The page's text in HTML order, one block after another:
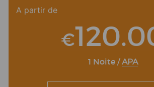
Facebook
Twitter
Email
LinkedIn
A partir de
€
1 Noite /APA